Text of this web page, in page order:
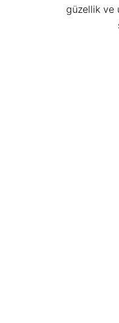
güzellik ve